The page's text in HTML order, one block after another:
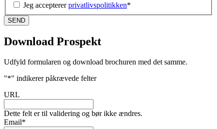
Jeg acceptererprivatlivspolitikken*
Download Prospekt
Udfyld formularen og download brochuren med det samme.
"*" indikerer påkrævede felter
URL
Dette felt er til validering og bør ikke ændres.
Email*